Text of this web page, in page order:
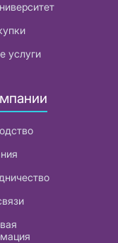
услуги